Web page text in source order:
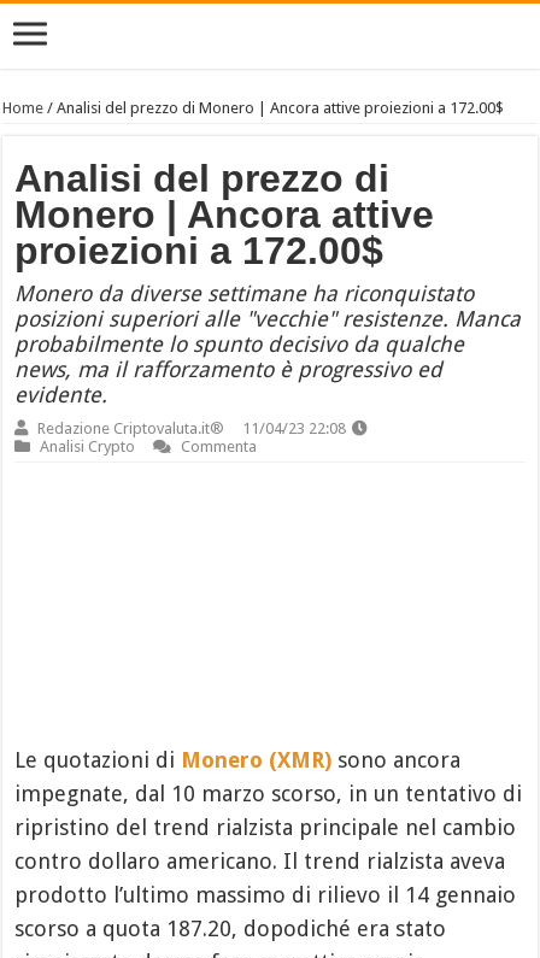
Home /Analisi del prezzo di Monero | Ancora attive proiezioni a 172.00$
Analisi del prezzo di
Monero | Ancora attive
proiezioni a 172.00$
Monero da diverse settimane ha riconquistato
posizioni superiori alle "vecchie" resistenze. Manca
probabilmente lo spunto decisivo da qualche
news, ma il rafforzamento è progressivo ed
evidente.
Redazione Criptovaluta.it®
11/04/23 22:08
Analisi Crypto
Commenta
Le quotazioni di Monero (XMR) sono ancora
impegnate, dal 10 marzo scorso, in un tentativo di
ripristino del trend rialzista principale nel cambio
contro dollaro americano. Il trend rialzista aveva
prodotto l’ultimo massimo di rilievo il 14 gennaio
scorso a quota 187.20, dopodiché era stato